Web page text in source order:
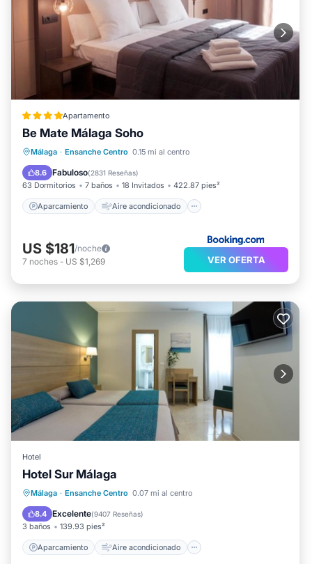
Apartamento
Be Mate Málaga Soho
Málaga · Ensanche Centro 0.15 mi al centro
8.6 Fabuloso(2831 Reseñas)
63 Dormitorios 7 baños 18 Invitados 422.87 pies²
Aparcamiento Aire acondicionado
Aparcamiento
Aire acondicionado
Internet
Apto para niños
US $181/noche
7 noches - US $1,269 VER OFERTA
Hotel
Hotel Sur Málaga
Málaga · Ensanche Centro 0.07 mi al centro
8.4 Excelente(9407 Reseñas)
3 baños 139.93 pies²
Aparcamiento Aire acondicionado
Aparcamiento
Aire acondicionado
Internet
Apto para niños